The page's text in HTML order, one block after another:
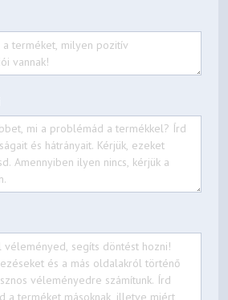
Hungary
2025-02-28
2031-04-05